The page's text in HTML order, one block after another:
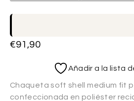
€91,90
Añadir a la lista
Chaqueta soft shell medium fit
confeccionada en poliéster